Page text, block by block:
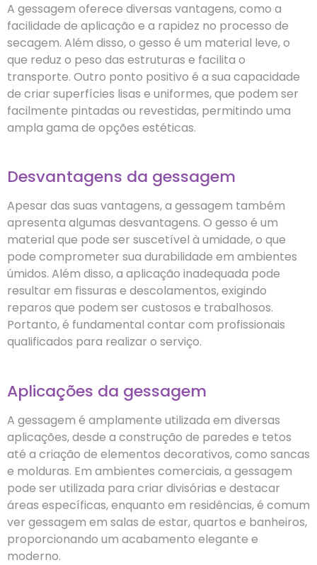
A gessagem oferece diversas vantagens, como a
facilidade de aplicação e a rapidez no processo de
secagem. Além disso, o gesso é um material leve, o
que reduz o peso das estruturas e facilita o
transporte. Outro ponto positivo é a sua capacidade
de criar superfícies lisas e uniformes, que podem ser
facilmente pintadas ou revestidas, permitindo uma
ampla gama de opções estéticas.
Desvantagens da gessagem
Apesar das suas vantagens, a gessagem também
apresenta algumas desvantagens. O gesso é um
material que pode ser suscetível à umidade, o que
pode comprometer sua durabilidade em ambientes
úmidos. Além disso, a aplicação inadequada pode
resultar em fissuras e descolamentos, exigindo
reparos que podem ser custosos e trabalhosos.
Portanto, é fundamental contar com profissionais
qualificados para realizar o serviço.
Aplicações da gessagem
A gessagem é amplamente utilizada em diversas
aplicações, desde a construção de paredes e tetos
até a criação de elementos decorativos, como sancas
e molduras. Em ambientes comerciais, a gessagem
pode ser utilizada para criar divisórias e destacar
áreas específicas, enquanto em residências, é comum
ver gessagem em salas de estar, quartos e banheiros,
proporcionando um acabamento elegante e
moderno.